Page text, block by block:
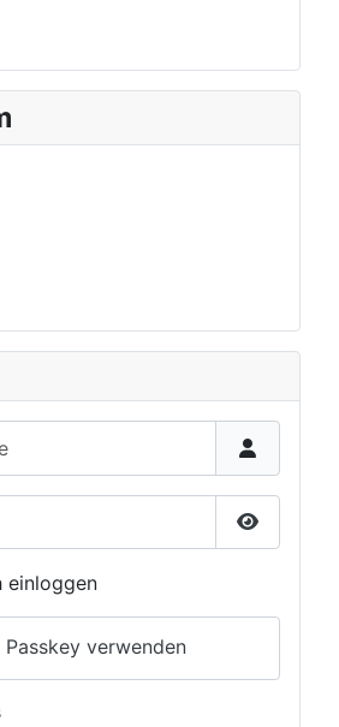
Passwort
einloggen
Passkey verwenden